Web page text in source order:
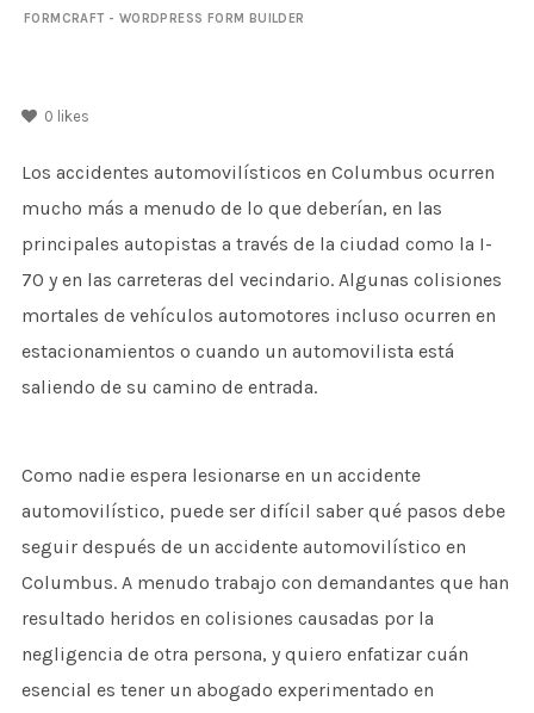
FORMCRAFT - WORDPRESS FORM BUILDER
0 likes
Los accidentes automovilísticos en Columbus ocurren
mucho más a menudo de lo que deberían, en las
principales autopistas a través de la ciudad como la I-
70 y en las carreteras del vecindario. Algunas colisiones
mortales de vehículos automotores incluso ocurren en
estacionamientos o cuando un automovilista está
saliendo de su camino de entrada.
Como nadie espera lesionarse en un accidente
automovilístico, puede ser difícil saber qué pasos debe
seguir después de un accidente automovilístico en
Columbus. A menudo trabajo con demandantes que han
resultado heridos en colisiones causadas por la
negligencia de otra persona, y quiero enfatizar cuán
esencial es tener un abogado experimentado en